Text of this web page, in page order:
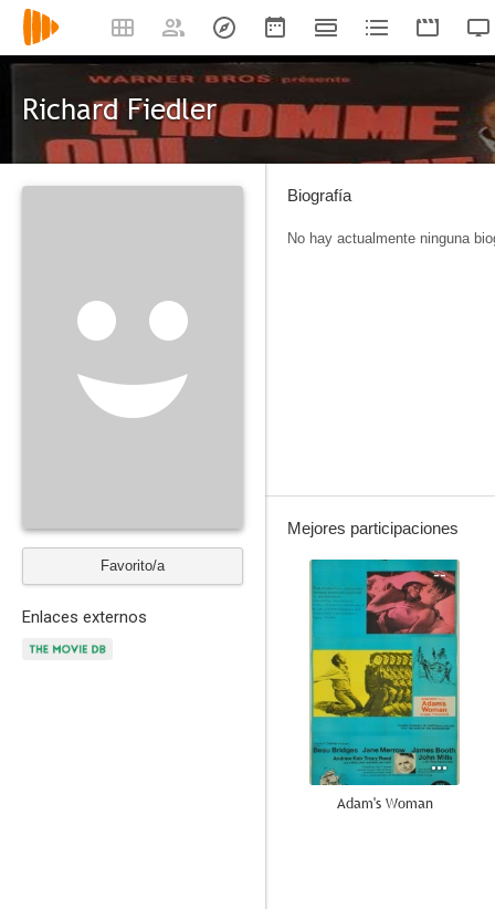
Richard Fiedler
Favorito/a
Enlaces externos
Biografía
No hay actualmente ninguna
Mejores participaciones
--
Adam's Woman